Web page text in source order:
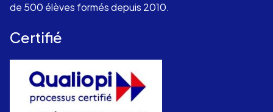
de 500 élèves formés depuis 2010.
Certifié